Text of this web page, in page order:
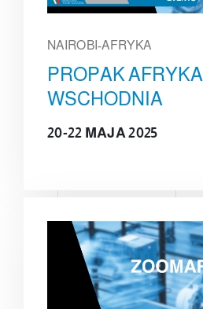
NAIROBI-AFRYKA
PROPAK AFRYKA
WSCHODNIA
20-22 MAJA 2025